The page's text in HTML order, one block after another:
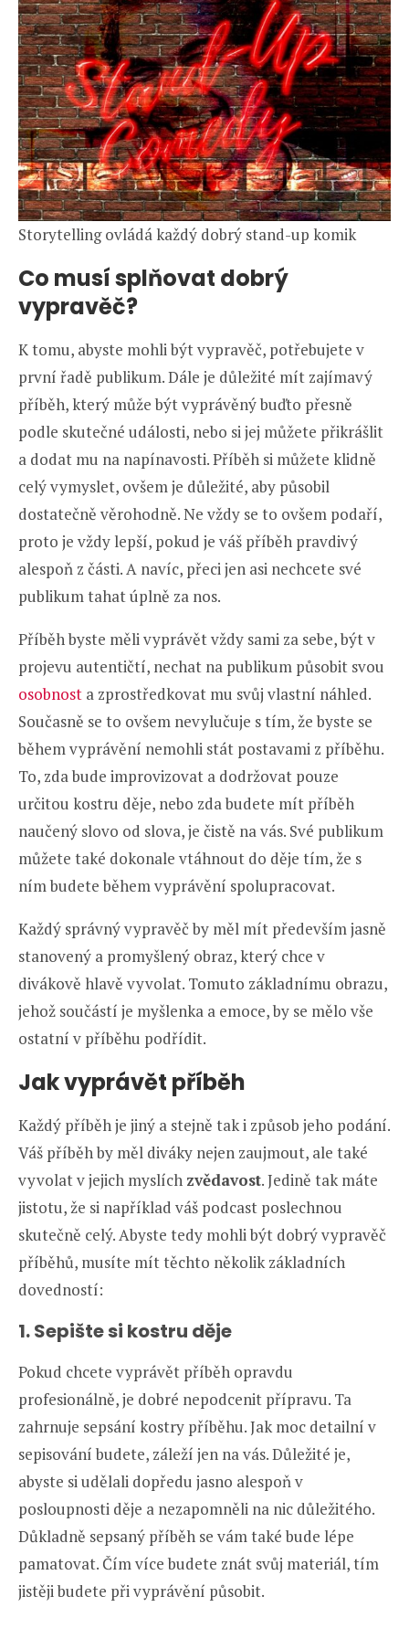
Storytelling ovládá každý dobrý stand-up komik
Co musí splňovat dobrý
vypravěč?
K tomu, abyste mohli být vypravěč, potřebujete v
první řadě publikum. Dále je důležité mít zajímavý
příběh, který může být vyprávěný buďto přesně
podle skutečné události, nebo si jej můžete přikrášlit
a dodat mu na napínavosti. Příběh si můžete klidně
celý vymyslet, ovšem je důležité, aby působil
dostatečně věrohodně. Ne vždy se to ovšem podaří,
proto je vždy lepší, pokud je váš příběh pravdivý
alespoň z části. A navíc, přeci jen asi nechcete své
publikum tahat úplně za nos.
Příběh byste měli vyprávět vždy sami za sebe, být v
projevu autentičtí, nechat na publikum působit svou
osobnost a zprostředkovat mu svůj vlastní náhled.
Současně se to ovšem nevylučuje s tím, že byste se
během vyprávění nemohli stát postavami z příběhu.
To, zda bude improvizovat a dodržovat pouze
určitou kostru děje, nebo zda budete mít příběh
naučený slovo od slova, je čistě na vás. Své publikum
můžete také dokonale vtáhnout do děje tím, že s
ním budete během vyprávění spolupracovat.
Každý správný vypravěč by měl mít především jasně
stanovený a promyšlený obraz, který chce v
divákově hlavě vyvolat. Tomuto základnímu obrazu,
jehož součástí je myšlenka a emoce, by se mělo vše
ostatní v příběhu podřídit.
Jak vyprávět příběh
Každý příběh je jiný a stejně tak i způsob jeho podání.
Váš příběh by měl diváky nejen zaujmout, ale také
vyvolat v jejich myslích zvědavost. Jedině tak máte
jistotu, že si například váš podcast poslechnou
skutečně celý. Abyste tedy mohli být dobrý vypravěč
příběhů, musíte mít těchto několik základních
dovedností:
1. Sepište si kostru děje
Pokud chcete vyprávět příběh opravdu
profesionálně, je dobré nepodcenit přípravu. Ta
zahrnuje sepsání kostry příběhu. Jak moc detailní v
sepisování budete, záleží jen na vás. Důležité je,
abyste si udělali dopředu jasno alespoň v
posloupnosti děje a nezapomněli na nic důležitého.
Důkladně sepsaný příběh se vám také bude lépe
pamatovat. Čím více budete znát svůj materiál, tím
jistěji budete při vyprávění působit.